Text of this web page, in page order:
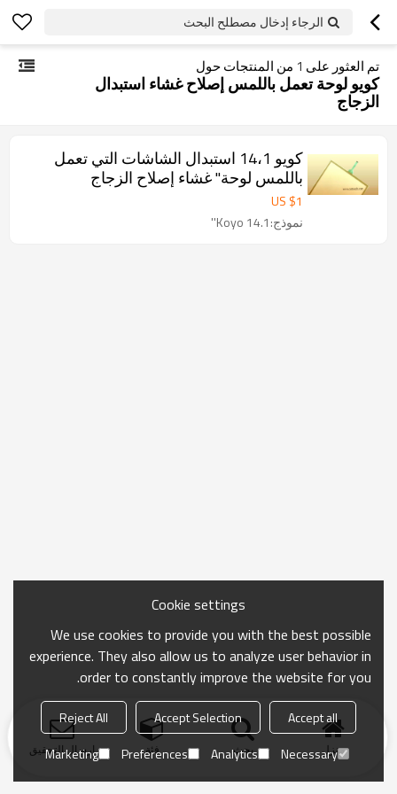
الرجاء إدخال مصطلح البحث
تم العثور على 1 من المنتجات حول
كويو لوحة تعمل باللمس إصلاح غشاء استبدال
الزجاج
كويو 14،1 استبدال الشاشات التي تعمل
باللمس لوحة'' غشاء إصلاح الزجاج
US $1
نموذج:Koyo 14.1''
منزل بحث فئة ارسال التحقيق
Cookie settings
We use cookies to provide you with the best possible
experience. They also allow us to analyze user behavior in
order to constantly improve the website for you.
Accept all
Accept Selection
Reject All
Necessary
Analytics
Preferences
Marketing